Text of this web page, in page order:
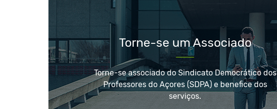
Torne-se um Associado
Torne-se associado do Sindicato Democrático dos
Professores do Açores (SDPA) e benefice dos
serviços.